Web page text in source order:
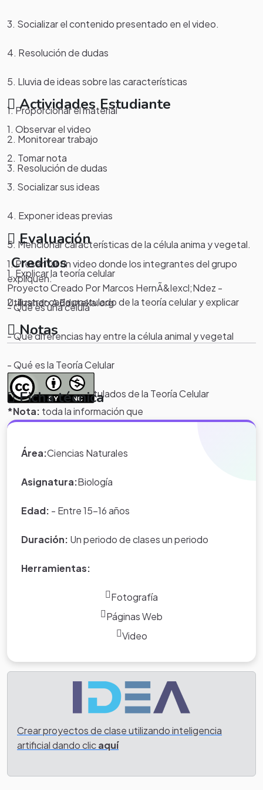
3. Socializar el contenido presentado en el video.
4. Resolución de dudas
5. Lluvia de ideas sobre las características
1. Proporcionar el material
2. Monitorear trabajo
3. Resolución de dudas
Actividades Estudiante
1. Observar el video
2. Tomar nota
3. Socializar sus ideas
4. Exponer ideas previas
5. Mencionar características de la célula anima y vegetal.
1. Explicar la teoría celular
2. Ilustrar cada postulado de la teoría celular y explicar
Evaluación
1. Presentar un video donde los integrantes del grupo
expliquen:
- Qué es una célula
- Qué diferencias hay entre la célula animal y vegetal
- Qué es la Teoría Celular
- Cuáles son los postulados de la Teoría Celular
Notas
Creditos
Proyecto Creado Por Marcos HernÃ&Iexcl;Ndez -
Utilizando A Eduteka.org
*Nota: toda la información que
aparece en los Proyectos de Clase
Eduteka es creada por los usuarios
Ficha técnica
Área:Ciencias Naturales
Asignatura:Biología
Edad: - Entre 15-16 años
Duración: Un periodo de clases un periodo
Herramientas:
Fotografía
Páginas Web
Video
Crear proyectos de clase utilizando inteligencia
artificial dando clicaquí